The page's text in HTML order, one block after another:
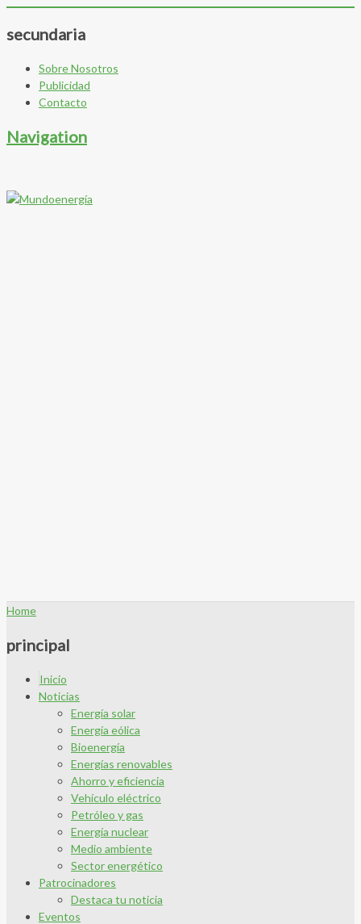
secundaria
Sobre Nosotros
Publicidad
Contacto
Navigation
Home
principal
Inicio
Noticias
Energía solar
Energía eólica
Bioenergía
Energías renovables
Ahorro y eficiencia
Vehículo eléctrico
Petróleo y gas
Energía nuclear
Medio ambiente
Sector energético
Patrocinadores
Destaca tu noticia
Eventos